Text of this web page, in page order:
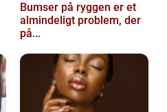
Bumser på ryggen er et
almindeligt problem, der
på...